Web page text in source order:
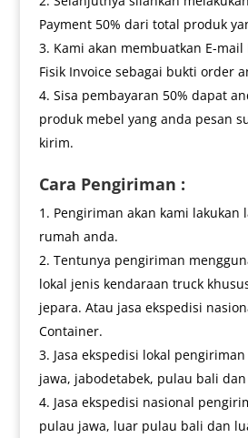
Payment 50% dari total produk
Kami akan membuatkan E-
Fisik Invoice sebagai bukti order
Sisa pembayaran 50% dapat
produk mebel yang anda pesan
kirim.
Cara Pengiriman :
Pengiriman akan kami lakukan
rumah anda.
Tentunya pengiriman
lokal jenis kendaraan truck
jepara. Atau jasa ekspedisi
Container.
Jasa ekspedisi lokal
jawa, jabodetabek, pulau bali
Jasa ekspedisi nasional
pulau jawa, luar pulau bali dan